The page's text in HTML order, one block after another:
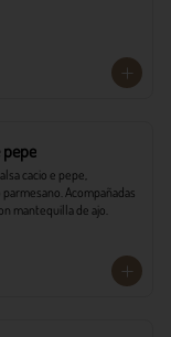
cacio e pepe,
Acompañadas
mantequilla de ajo.